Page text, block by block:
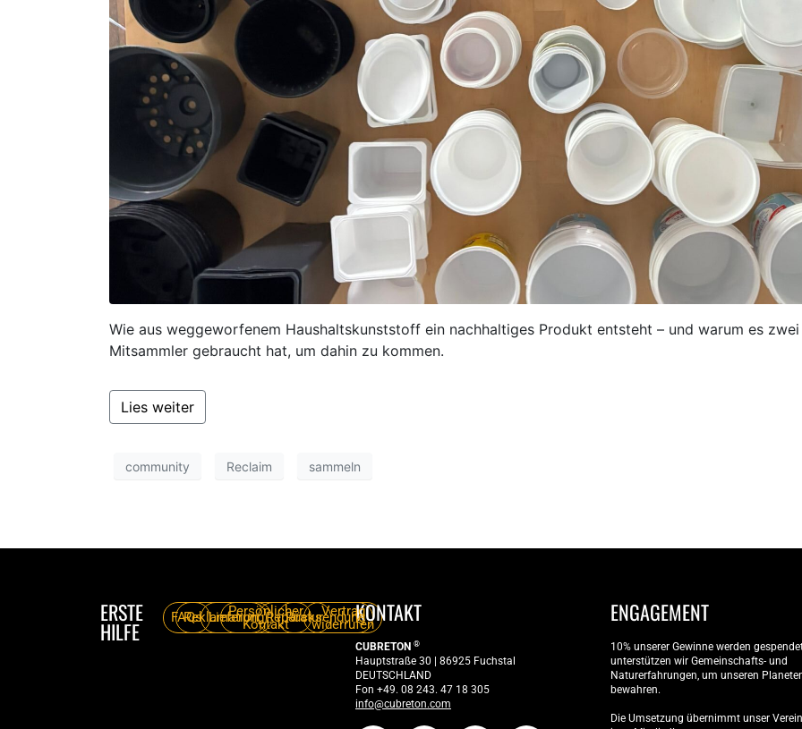
Wie aus weggeworfenem Haushaltskunststoff ein nachhaltiges Produkt entsteht – und warum es
Mitsammler gebraucht hat, um dahin zu kommen.
Lies weiter
community Reclaim sammeln
ERSTE
HILFE FAQs
Reklamation
Lieferung
Persönlicher
KontaktReparatur
Rücksendung
Vertrag
widerrufenKONTAKT
CUBRETON ®
Hauptstraße 30 | 86925 Fuchstal
DEUTSCHLAND
Fon +49. 08 243. 47 18 305
info@cubreton.com
ENGAGEMENT
10% unserer Gewinne werden
unterstützen wir Gemeinschafts- und
Naturerfahrungen, um unseren
bewahren.
Die Umsetzung übernimmt unser
ANMELDEN
Email or Username
Password
Anmelden
Passwort vergessen